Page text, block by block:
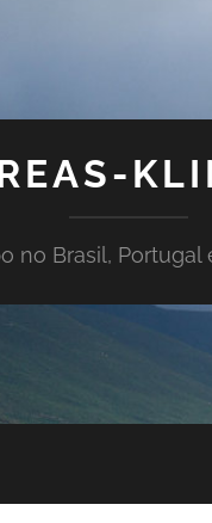
no Brasil, Portugal